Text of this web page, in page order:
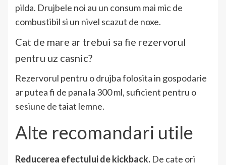
pilda. Drujbele noi au un consum mai mic de
combustibil si un nivel scazut de noxe.
Cat de mare ar trebui sa fie rezervorul
pentru uz casnic?
Rezervorul pentru o drujba folosita in gospodarie
ar putea fi de pana la 300 ml, suficient pentru o
sesiune de taiat lemne.
Alte recomandari utile
Reducerea efectului de kickback. De cate ori